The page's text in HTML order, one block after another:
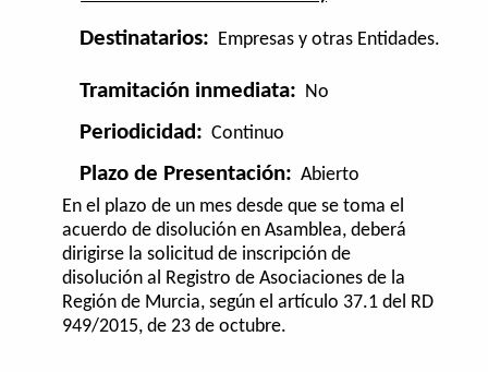
Destinatarios: Empresas y otras Entidades.
Tramitación inmediata: No
Periodicidad: Continuo
Plazo de Presentación: Abierto
En el plazo de un mes desde que se toma el
acuerdo de disolución en Asamblea, deberá
dirigirse la solicitud de inscripción de
disolución al Registro de Asociaciones de la
Región de Murcia, según el artículo 37.1 del RD
949/2015, de 23 de octubre.